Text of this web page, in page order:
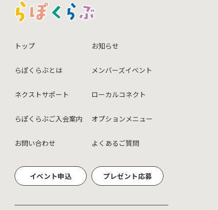
トップ
らぽくらぶとは
ネクストサポート
らぽくらぶご入会案内
お問い合わせ
お知らせ
メンバーズイベント
ローカルコネクト
オプションメニュー
よくあるご質問
イベント申込 プレゼント応募